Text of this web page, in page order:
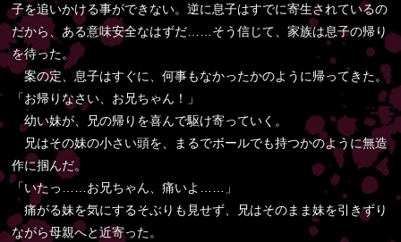
子を追いかける事ができない。逆に息子はすでに寄生されているの
だから、ある意味安全なはずだ……そう信じて、家族は息子の帰り
を待った。
案の定、息子はすぐに、何事もなかったかのように帰ってきた。
「お帰りなさい、お兄ちゃん！」
幼い妹が、兄の帰りを喜んで駆け寄っていく。
兄はその妹の小さい頭を、まるでボールでも持つかのように無造
作に掴んだ。
「いたっ……お兄ちゃん、痛いよ……」
痛がる妹を気にするそぶりも見せず、兄はそのまま妹を引きずり
ながら母親へと近寄った。